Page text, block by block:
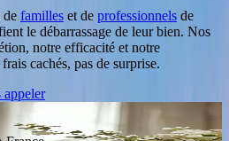
de familles et de professionnels de
le débarrassage de leur bien. Nos
notre efficacité et notre
cachés, pas de surprise.
appeler